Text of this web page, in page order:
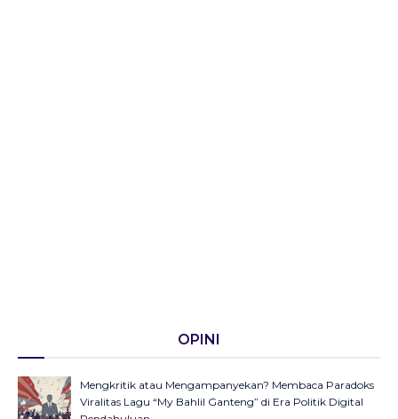
OPINI
Mengkritik atau Mengampanyekan? Membaca Paradoks
Viralitas Lagu “My Bahlil Ganteng” di Era Politik Digital